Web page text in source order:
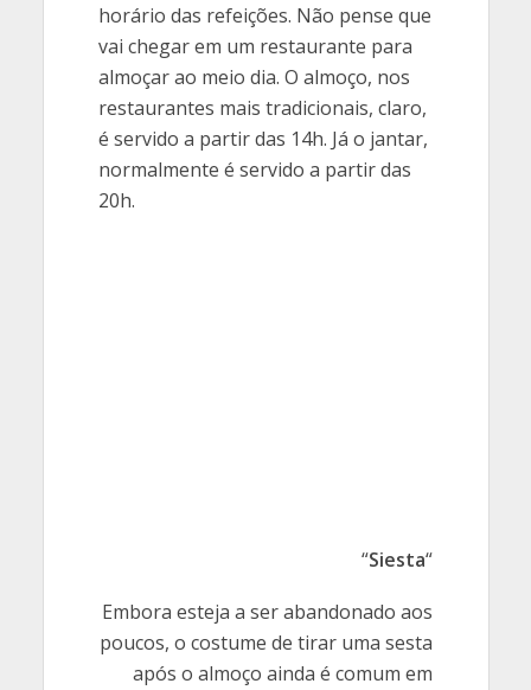
horário das refeições. Não pense que
vai chegar em um restaurante para
almoçar ao meio dia. O almoço, nos
restaurantes mais tradicionais, claro,
é servido a partir das 14h. Já o jantar,
normalmente é servido a partir das
20h.
“Siesta“
Embora esteja a ser abandonado aos
poucos, o costume de tirar uma sesta
após o almoço ainda é comum em